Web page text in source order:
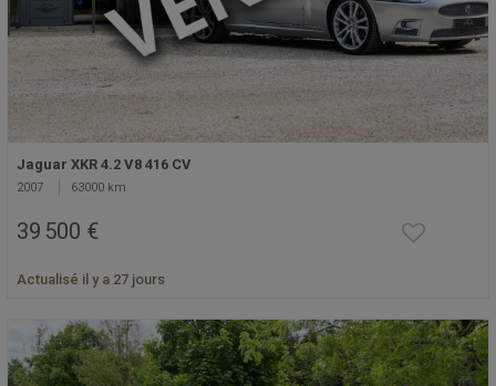
Jaguar XKR 4.2 V8 416 CV
2007 63000 km
39 500 €
Actualisé il y a 27 jours